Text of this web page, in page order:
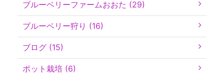
ブルーベリーファームおおた (29)
ブルーベリー狩り (16)
ブログ (15)
ポット栽培 (6)